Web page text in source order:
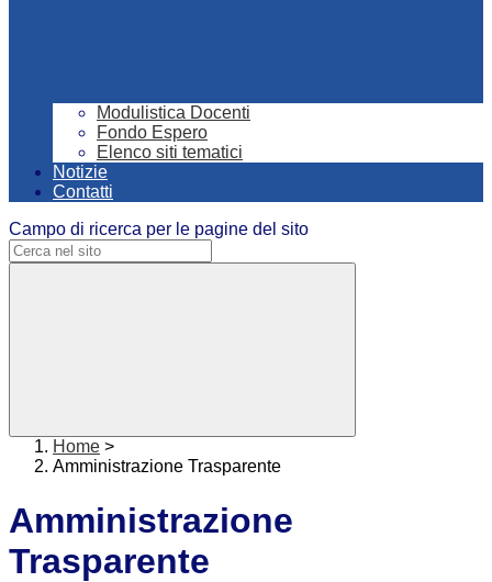
Modulistica Docenti
Fondo Espero
Elenco siti tematici
Notizie
Contatti
Campo di ricerca per le pagine del sito
Home >
Amministrazione Trasparente
Amministrazione
Trasparente